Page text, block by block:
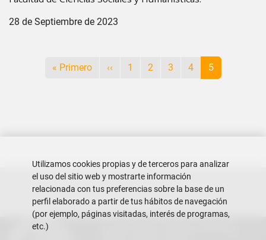
28 de Septiembre de 2023
Primera página
« Primero Página anterior
‹‹ Página
1 Página
2 Página
3 Página
4 Página actual
5
Utilizamos cookies propias y de terceros para analizar
el uso del sitio web y mostrarte información
relacionada con tus preferencias sobre la base de un
perfil elaborado a partir de tus hábitos de navegación
(por ejemplo, páginas visitadas, interés de programas,
etc.)